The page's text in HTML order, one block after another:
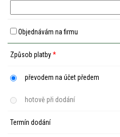
Objednávám na firmu
Způsob platby*
převodem na účet předem
hotově při dodání
Termín dodání